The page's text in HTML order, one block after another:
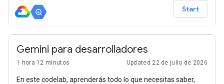
Start
Gemini para desarrolladores
1 hora 12 minutos Updated 22 de julio de 2026
En este codelab, aprenderás todo lo que necesitas saber,